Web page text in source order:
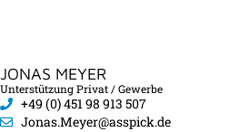
JONAS MEYER
Unterstützung Privat / Gewerbe
+49 (0) 451 98 913 507
Jonas.Meyer@asspick.de